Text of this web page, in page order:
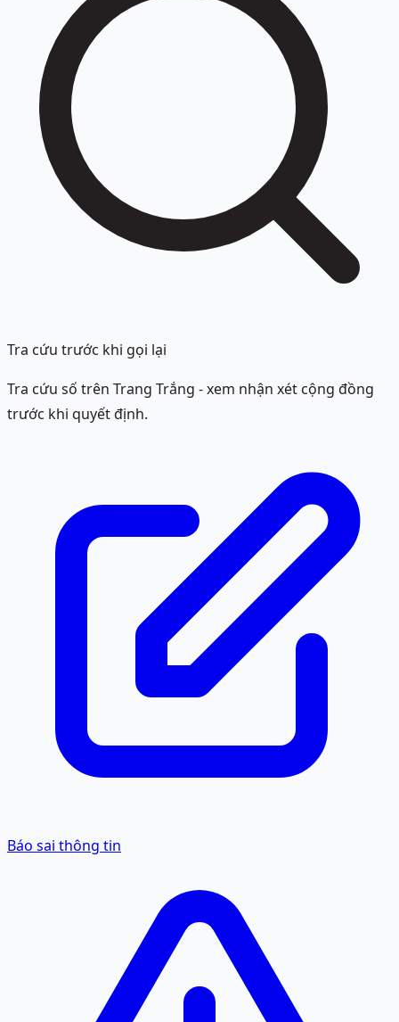
Tra cứu trước khi gọi lại
Tra cứu số trên Trang Trắng - xem nhận xét cộng đồng
trước khi quyết định.
Báo sai thông tin